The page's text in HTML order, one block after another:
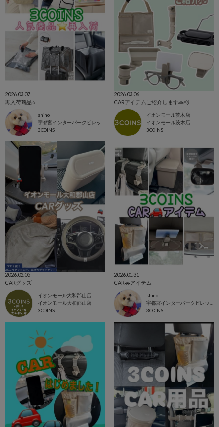
2026.03.07
再入荷商品⭐️
shino
3COINS
2026.03.06
CARアイテムご紹介します🚗💨
イオンモール茨木店
イオンモール茨木店
3COINS
2026.02.05
CARグッズ
イオンモール大和郡山店
イオンモール大和郡山店
3COINS
2026.01.31
CAR🚗アイテム
shino
3COINS